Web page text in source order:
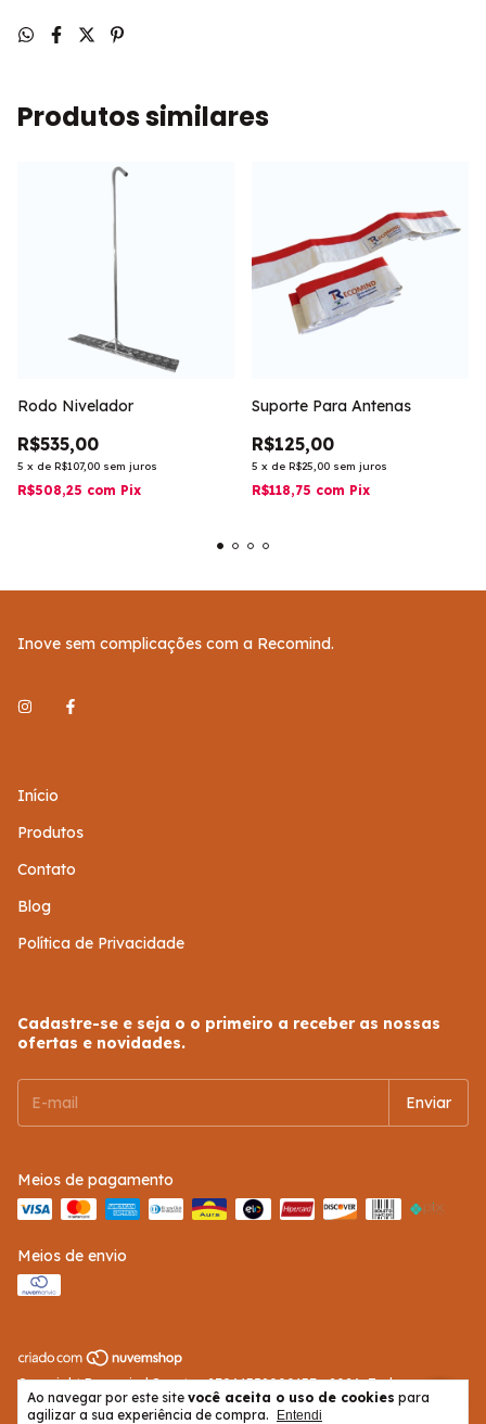
Ao navegar por este site você aceita o uso de cookies para
agilizar a sua experiência de compra.
Entendi
Produtos similares
Rodo Nivelador
R$535,00
5 x de R$107,00 sem juros
R$508,25 com Pix
Suporte Para Antenas
R$125,00
5 x de R$25,00 sem juros
R$118,75 com Pix
Inove sem complicações com a Recomind.
Início
Produtos
Contato
Blog
Política de Privacidade
Cadastre-se e seja o o primeiro a receber as nossas
ofertas e novidades.
Meios de pagamento
Meios de envio
Copyright Recomind Sports - 27961358000137 - 2026. Todos os
direitos reservados.